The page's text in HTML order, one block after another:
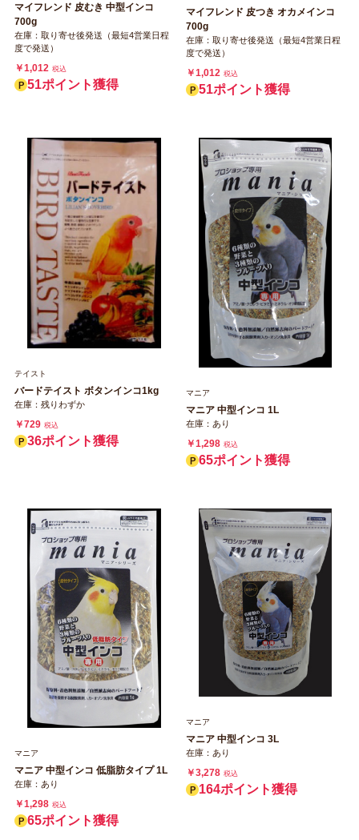
マイフレンド 皮むき 中型インコ
700g
在庫：取り寄せ後発送（最短4営業日程
度で発送）
￥1,012 税込
51ポイント獲得
マイフレンド 皮つき オカメインコ
700g
在庫：取り寄せ後発送（最短4営業日程
度で発送）
￥1,012 税込
51ポイント獲得
テイスト
バードテイスト ボタンインコ1kg
在庫：残りわずか
￥729 税込
36ポイント獲得
マニア
マニア 中型インコ 1L
在庫：あり
￥1,298 税込
65ポイント獲得
マニア
マニア 中型インコ 低脂肪タイプ 1L
在庫：あり
￥1,298 税込
65ポイント獲得
マニア
マニア 中型インコ 3L
在庫：あり
￥3,278 税込
164ポイント獲得